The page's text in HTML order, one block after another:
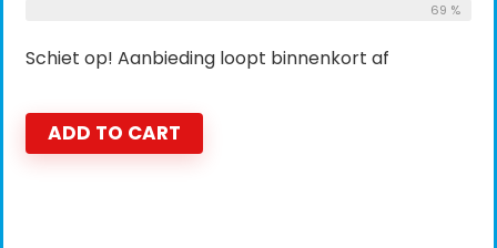
69 %
Schiet op! Aanbieding loopt binnenkort af
ADD TO CART